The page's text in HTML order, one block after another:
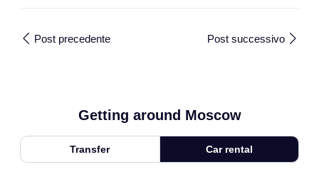
Post precedente Post successivo
Getting around Moscow
Transfer Car rental